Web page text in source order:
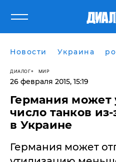
Новости Украина
ДИАЛОГ МИР
26 февраля 2015, 15:19
Германия может
число танков
в Украине
Германия может